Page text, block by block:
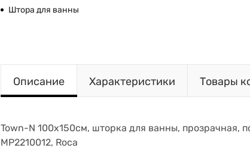
Штора для ванны
Описание Характеристики Товары
Town-N 100х150см, шторка для ванны, прозрачная,
MP2210012, Roca